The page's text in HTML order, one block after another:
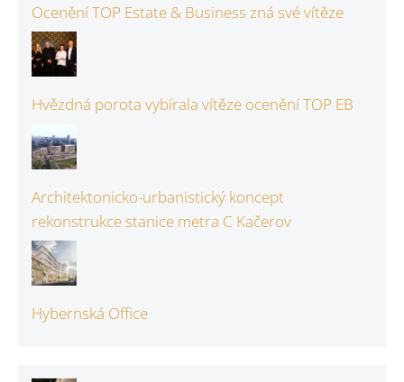
Ocenění TOP Estate & Business zná své vítěze
Hvězdná porota vybírala vítěze ocenění TOP EB
Architektonicko-urbanistický koncept
rekonstrukce stanice metra C Kačerov
Hybernská Office